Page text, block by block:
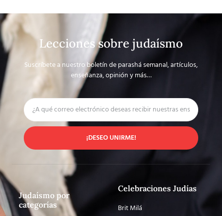
Lecciones sobre judaísmo
Suscríbete a nuestro boletín de parashá semanal, artículos,
enseñanza, opinión y más…
¡DESEO UNIRME!
Judaísmo por
categorías
Celebraciones Judías
Brit Milá